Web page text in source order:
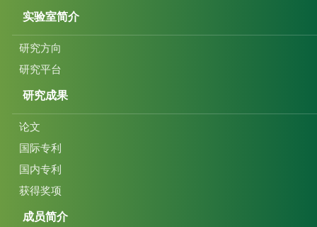
实验室简介
研究方向
研究平台
研究成果
论文
国际专利
国内专利
获得奖项
成员简介